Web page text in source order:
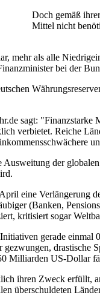
Doch gemäß
Mittel nicht
mehr als alle
bei der
sagt:
verbietet. Reiche
Ausweitung der
eine Verlängerung
(Banken,
kritisiert sogar
gerade
Milliarden US-Dollar
ihren Zweck erfüllt,
überschuldeten